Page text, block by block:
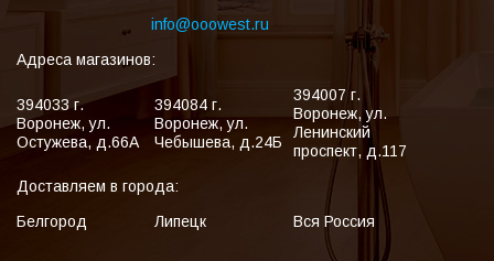
info@ooowest.ru
Адреса магазинов:
394033 г.
Воронеж,ул.
Остужева, д.66А
394084 г.
Воронеж,ул.
Чебышева, д.24Б
394007 г.
Воронеж,ул.
Ленинский
проспект, д.117
Доставляем в города:
Белгород
Липецк Вся Россия